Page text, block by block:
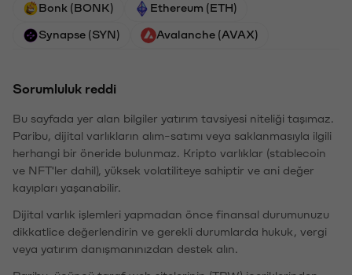
Bonk (BONK) Ethereum (ETH)
Synapse (SYN) Avalanche (AVAX)
Sorumluluk reddi
Bu sayfada yer alan bilgiler yatırım tavsiyesi niteliği taşımaz.
Paribu, dijital varlıkların alım-satımı veya saklanmasıyla ilgili
herhangi bir öneride bulunmaz. Kripto varlıklar (stablecoin
ve NFT'ler dahil), yüksek volatiliteye sahiptir ve ani değer
kayıpları yaşanabilir.
Dijital varlık işlemleri yapmadan önce finansal durumunuzu
dikkatlice değerlendirin ve gerekli durumlarda hukuk, vergi
veya yatırım danışmanınızdan destek alın.